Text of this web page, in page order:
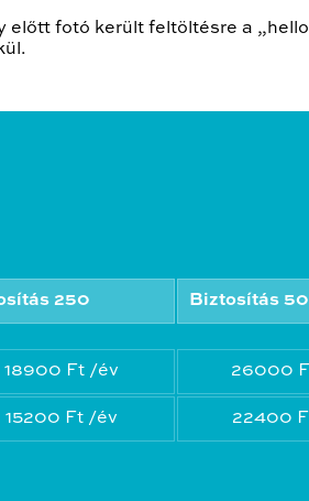
előtt fotó került feltöltésre a
250 Biztosítás
18900 Ft /év 26000
15200 Ft /év 22400